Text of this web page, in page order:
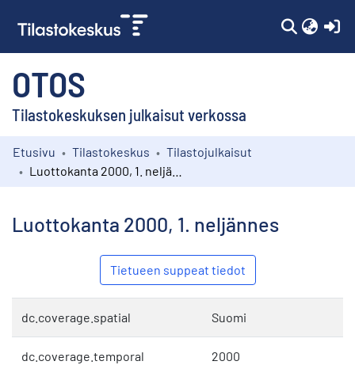
OTOS
Tilastokeskuksen julkaisut verkossa
Kokoelmat
Etusivu Tilastokeskus
Tilastojulkaisut
Luottokanta 2000, 1. neljännes
Tietueen suppeat tiedot
dc.coverage.spatial Suomi
dc.coverage.temporal 2000